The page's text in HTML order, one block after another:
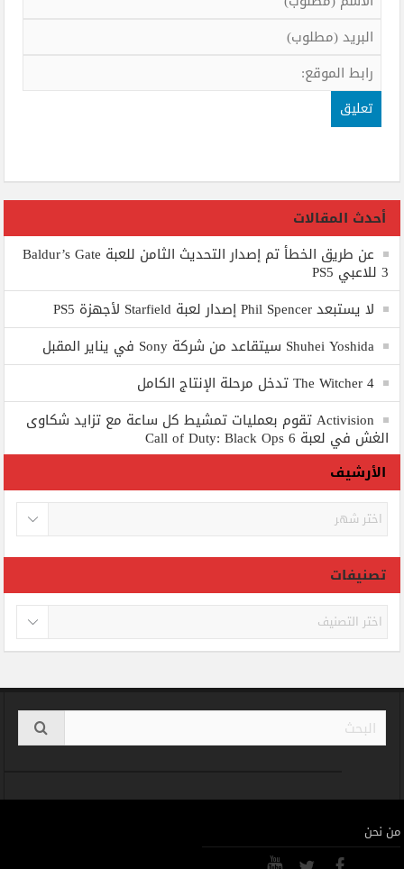
أحدث المقالات
عن طريق الخطأ تم إصدار التحديث الثامن للعبة Baldur’s Gate
3 للاعبي PS5
لا يستبعد Phil Spencer إصدار لعبة Starfield لأجهزة PS5
Shuhei Yoshida سيتقاعد من شركة Sony في يناير المقبل
The Witcher 4 تدخل مرحلة الإنتاج الكامل
Activision تقوم بعمليات تمشيط كل ساعة مع تزايد شكاوى
الغش في لعبة Call of Duty: Black Ops 6
الأرشيف
الأرشيف
تصنيفات
تصنيفات
من نحن